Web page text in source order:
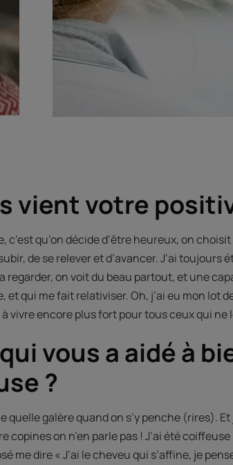
vient votre
c’est qu’on décide d’être heureux, on
de se relever et d’avancer. J’ai
regarder, on voit du beau partout, et une
et qui me fait relativiser. Oh, j’ai eu mon lot
vivre encore plus fort pour tous ceux qui ne
vous a aidé à
?
quelle galère quand on s’y penche (rires).
copines on n’en parle pas ! J’ai été
me dire « J’ai le cheveu qui s’affine, je